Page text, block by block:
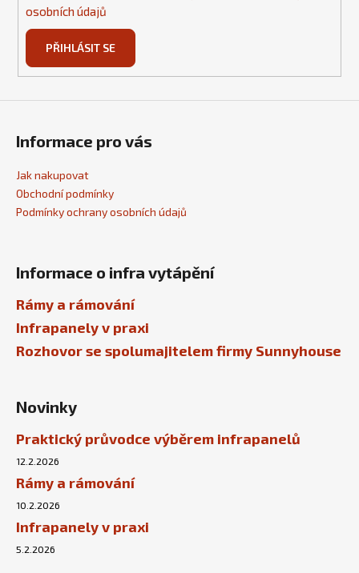
osobních údajů
PŘIHLÁSIT SE
Informace pro vás
Jak nakupovat
Obchodní podmínky
Podmínky ochrany osobních údajů
Informace o infra vytápění
Rámy a rámování
Infrapanely v praxi
Rozhovor se spolumajitelem firmy Sunnyhouse
Novinky
Praktický průvodce výběrem infrapanelů
12.2.2026
Rámy a rámování
10.2.2026
Infrapanely v praxi
5.2.2026